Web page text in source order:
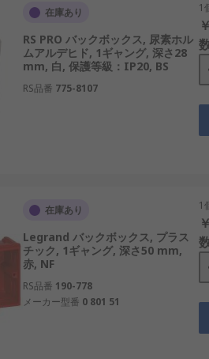
在庫あり
RS PRO バックボックス, 尿素ホル
ムアルデヒド, 1ギャング, 深さ28
mm, 白, 保護等級：IP20, BS
RS品番 775-8107
1
在庫あり
Legrand バックボックス, プラス
チック, 1ギャング, 深さ50 mm,
赤, NF
RS品番 190-778
メーカー型番 0 801 51
1